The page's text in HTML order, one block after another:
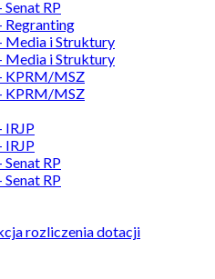
Senat RP
Regranting
Media i Struktury
Media i Struktury
KPRM/MSZ
KPRM/MSZ
IRJP
IRJP
Senat RP
Senat RP
rozliczenia dotacji